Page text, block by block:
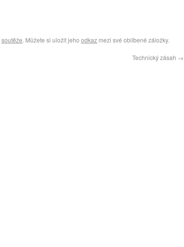
soutěže. Můžete si uložit jeho odkaz mezi své oblíbené záložky.
Technický zásah →